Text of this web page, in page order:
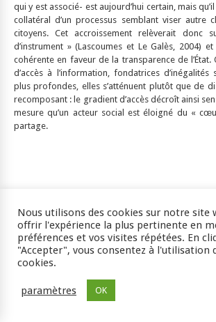
qui y est associé- est aujourd’hui certain, mais
collatéral d’un processus semblant viser autre
citoyens. Cet accroissement relèverait donc
d’instrument » (Lascoumes et Le Galès, 2004)
cohérente en faveur de la transparence de l’État.
d’accès à l’information, fondatrices
plus profondes, elles s’atténuent plutôt que de
recomposant : le gradient d’accès décroît ainsi
mesure qu’un acteur social est éloigné du «
partage.
égalité et risque
peuvent être analysés les rapports entre
numérique et justice spatiale. Contribuant
Nous utilisons des cookies sur notre site
offrir l'expérience la plus pertinente en
préférences et vos visites répétées. En
"Accepter", vous consentez à l'utilisation
cookies.
paramètres OK